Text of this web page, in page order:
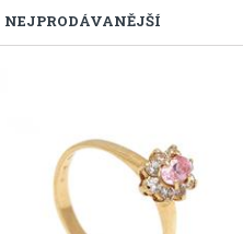
NEJPRODÁVANĚJŠÍ